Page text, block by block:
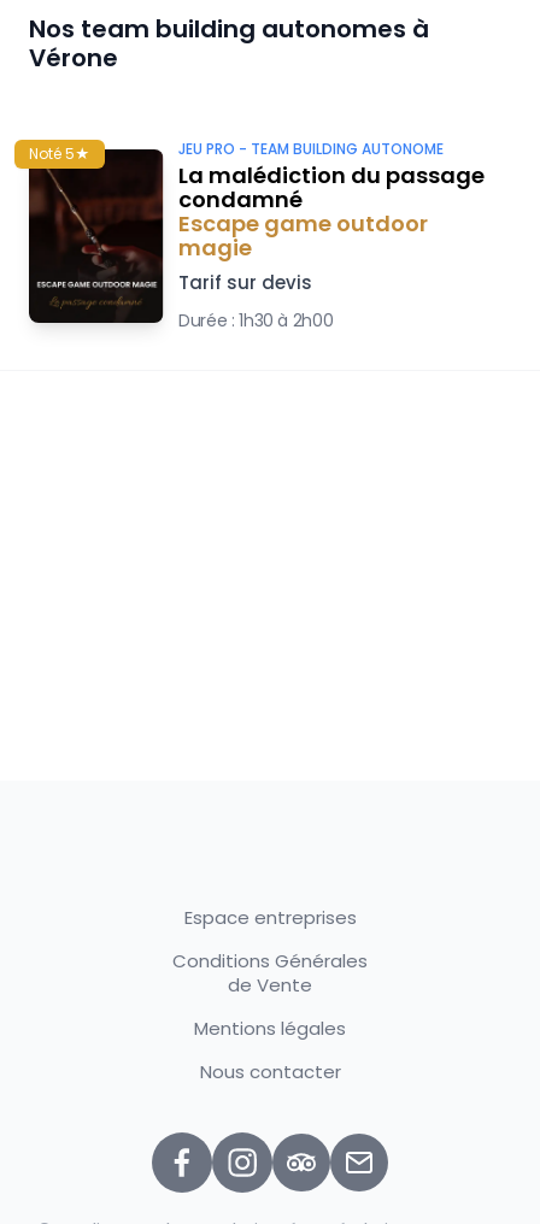
Nos team building autonomes à
Vérone
Noté 5★ JEU PRO - TEAM BUILDING AUTONOME
La malédiction du passage
condamné
Escape game outdoor
magie
Tarif sur devis
Durée :1h30 à 2h00
Espace entreprises
Conditions Générales
de Vente
Mentions légales
Nous contacter